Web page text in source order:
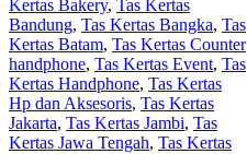
Kertas Bakery, Tas Kertas
Bandung, Tas Kertas Bangka, Tas
Kertas Batam, Tas Kertas Counter
handphone, Tas Kertas Event, Tas
Kertas Handphone, Tas Kertas
Hp dan Aksesoris, Tas Kertas
Jakarta, Tas Kertas Jambi, Tas
Kertas Jawa Tengah, Tas Kertas